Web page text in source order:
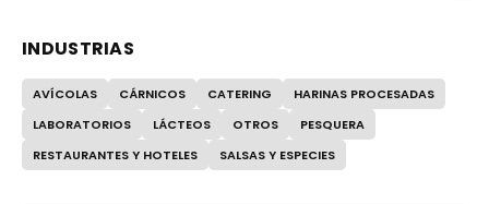
INDUSTRIAS
AVÍCOLAS CÁRNICOS CATERING
HARINAS PROCESADAS
LABORATORIOS
LÁCTEOS OTROS
PESQUERA
RESTAURANTES Y HOTELES
SALSAS Y ESPECIES